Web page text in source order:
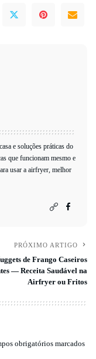
e soluções práticas do
que funcionam mesmo e
usar a airfryer, melhor
PRÓXIMO ARTIGO
de Frango Caseiros
— Receita Saudável na
Airfryer ou Fritos
obrigatórios marcados